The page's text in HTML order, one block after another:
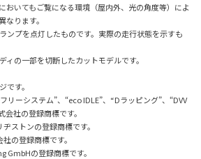
おいてもご覧になる環境（屋内外、光の角度等）によ
なります。
ンプを点灯したものです。実際の走行状態を示すも
の一部を切断したカットモデルです。
す。
リーシステム”、“eco IDLE”、“Dラッピング”、“DVV
会社の登録商標です。
ストンの登録商標です。
の登録商標です。
GmbHの登録商標です。